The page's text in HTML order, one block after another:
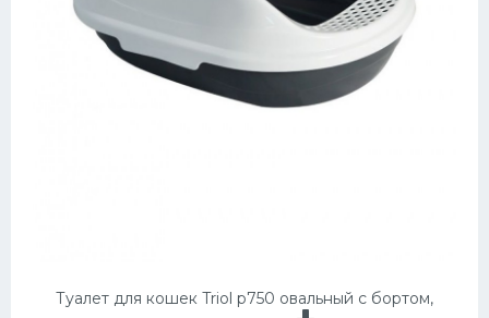
Туалет для кошек Triol p750 овальный с бортом,